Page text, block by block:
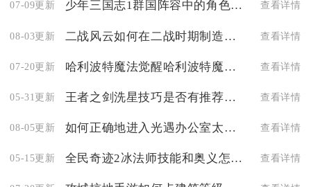
07-09更新 少年三国志1群国阵容中的角色有哪些适合用于团队配合 查看详情
08-03更新 二战风云如何在二战时期制造出高性能的虎式坦克 查看详情
07-20更新 哈利波特魔法觉醒哈利波特魔法小精灵卡组是否适合新手 查看详情
05-31更新 王者之剑洗星技巧是否有推荐策略 查看详情
08-05更新 如何正确地进入光遇办公室太空舱 查看详情
05-15更新 全民奇迹2冰法师技能和奥义怎么样 查看详情